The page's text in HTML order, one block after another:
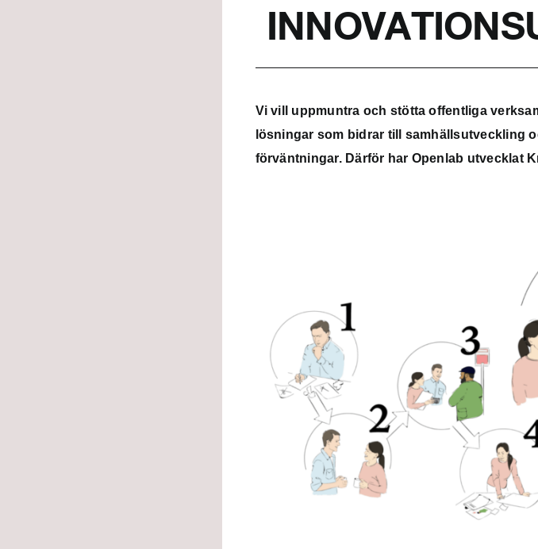
Vi vill uppmuntra och stötta offentliga
lösningar som bidrar till samhällsutveckling
förväntningar. Därför har Openlab utvecklat